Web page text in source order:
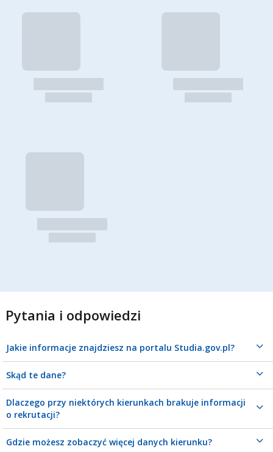
Pytania i odpowiedzi
Jakie informacje znajdziesz na portalu Studia.gov.pl?
Skąd te dane?
Dlaczego przy niektórych kierunkach brakuje informacji
o rekrutacji?
Gdzie możesz zobaczyć więcej danych kierunku?